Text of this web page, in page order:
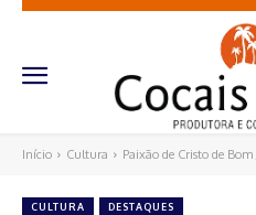
Início Cultura Paixão de Cristo de
CULTURA DESTAQUES